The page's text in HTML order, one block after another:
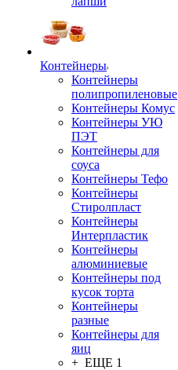
Контейнеры
Контейнеры
полипропиленовые
Контейнеры Комус
Контейнеры УЮ
ПЭТ
Контейнеры для
соуса
Контейнеры Тефо
Контейнеры
Стиролпласт
Контейнеры
Интерпластик
Контейнеры
алюминиевые
Контейнеры под
кусок торта
Контейнеры
разные
Контейнеры для
яиц
+ ЕЩЕ 1